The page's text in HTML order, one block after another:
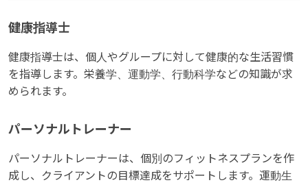
健康指導士
健康指導士は、個人やグループに対して健康的な生活習慣
を指導します。栄養学、運動学、行動科学などの知識が求
められます。
パーソナルトレーナー
パーソナルトレーナーは、個別のフィットネスプランを作
成し、クライアントの目標達成をサポートします。運動生